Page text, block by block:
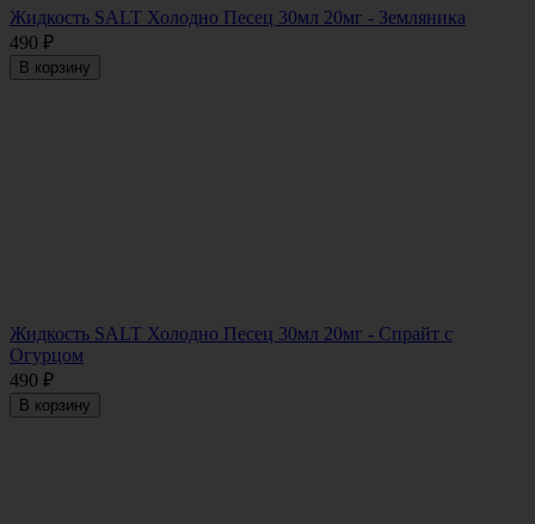
Жидкость SALT Холодно Песец 30мл 20мг - Земляника
490 ₽
В корзину
Жидкость SALT Холодно Песец 30мл 20мг - Спрайт с
Огурцом
490 ₽
В корзину